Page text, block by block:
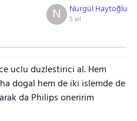
Nurgül Haytoğlu
5 yıl
N
uclu duzlestirici al. Hem
dogal hem de iki islemde de
da Philips oneririm